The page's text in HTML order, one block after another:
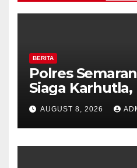
BERITA
Polres
Siaga
Tekankan
Kesiapsiagaan
Kemarau.
AUGUST 8, 2026